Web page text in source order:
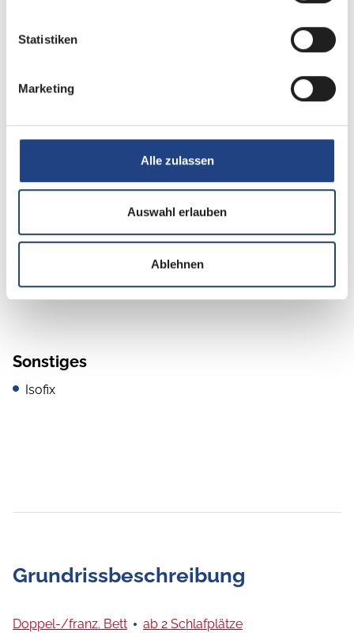
Statistiken
Marketing
Alle zulassen
Auswahl erlauben
Ablehnen
Heizung / Klima
Küche
Sonstiges
Isofix
Grundrissbeschreibung
Doppel-/franz. Bett ab 2 Schlafplätze